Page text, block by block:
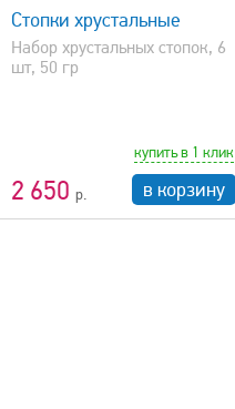
Стопки хрустальные
Набор хрустальных стопок, 6
шт, 50 гр
2 650
купить в 1 клик
в корзину